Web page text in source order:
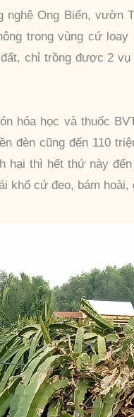
nghệ Ong Biển, vườn
trong vùng cứ
chỉ trồng được 2
hóa học và thuốc
đèn cũng đến 110
hại thì hết thứ này
khổ cứ đeo, bám hoài,